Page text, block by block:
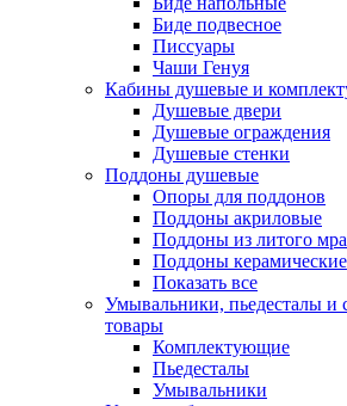
Биде подвесное
Писсуары
Чаши Генуя
Кабины душевые и
Душевые двери
Душевые ограждения
Душевые стенки
Поддоны душевые
Опоры для поддонов
Поддоны акриловые
Поддоны из литого
Поддоны керамические
Показать все
Умывальники, пьедесталы и
товары
Комплектующие
Пьедесталы
Умывальники